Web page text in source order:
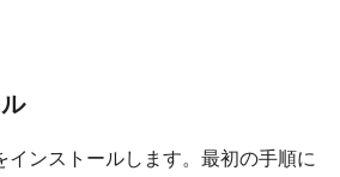
ンストールします。最初の手順に